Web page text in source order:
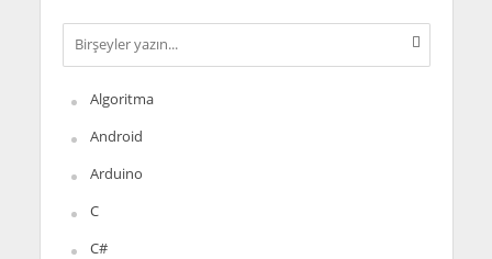
Algoritma
Android
Arduino
C
C#